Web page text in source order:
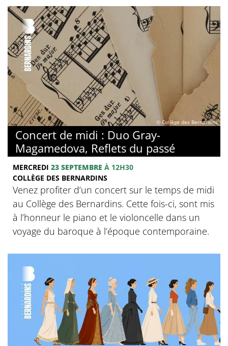
© Collège des Bernardins
Concert de midi : Duo Gray-
Magamedova, Reflets du passé
MERCREDI 23 SEPTEMBRE À 12H30
COLLÈGE DES BERNARDINS
Venez profiter d’un concert sur le temps de midi
au Collège des Bernardins. Cette fois-ci, sont mis
à l’honneur le piano et le violoncelle dans un
voyage du baroque à l’époque contemporaine.